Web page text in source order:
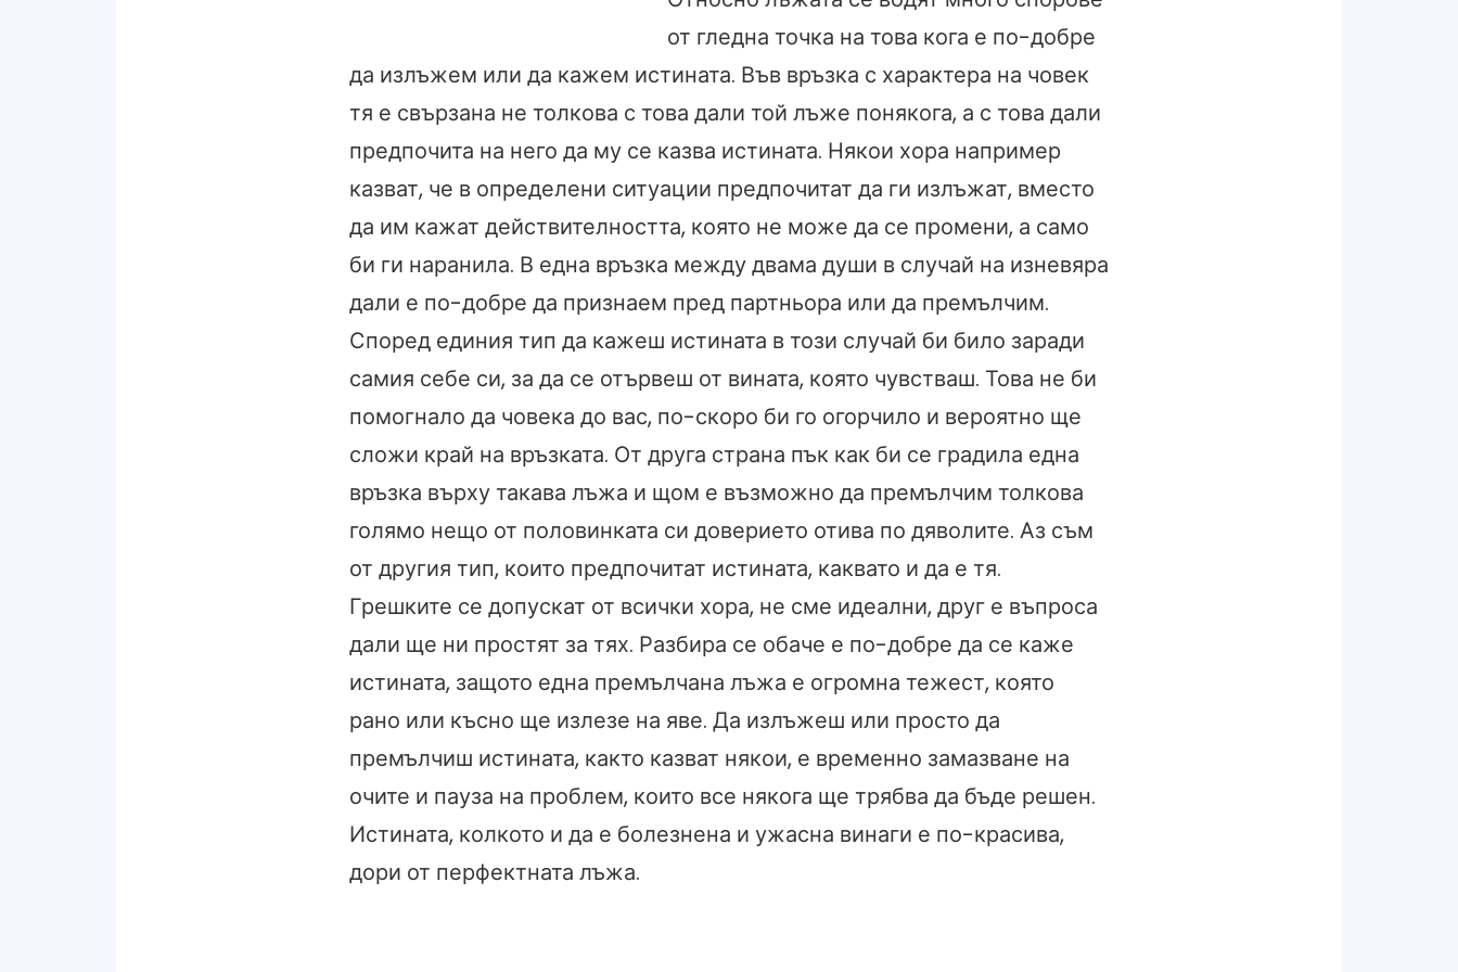
от гледна точка на това кога е по-добре
да излъжем или да кажем истината. Във връзка с характера на човек
тя е свързана не толкова с това дали той лъже понякога, а с това дали
предпочита на него да му се казва истината. Някои хора например
казват, че в определени ситуации предпочитат да ги излъжат, вместо
да им кажат действителността, която не може да се промени, а само
би ги наранила. В една връзка между двама души в случай на изневяра
дали е по-добре да признаем пред партньора или да премълчим.
Според единия тип да кажеш истината в този случай би било заради
самия себе си, за да се отървеш от вината, която чувстваш. Това не би
помогнало да човека до вас, по-скоро би го огорчило и вероятно ще
сложи край на връзката. От друга страна пък как би се градила една
връзка върху такава лъжа и щом е възможно да премълчим толкова
голямо нещо от половинката си доверието отива по дяволите. Аз съм
от другия тип, които предпочитат истината, каквато и да е тя.
Грешките се допускат от всички хора, не сме идеални, друг е въпроса
дали ще ни простят за тях. Разбира се обаче е по-добре да се каже
истината, защото една премълчана лъжа е огромна тежест, която
рано или късно ще излезе на яве. Да излъжеш или просто да
премълчиш истината, както казват някои, е временно замазване на
очите и пауза на проблем, които все някога ще трябва да бъде решен.
Истината, колкото и да е болезнена и ужасна винаги е по-красива,
дори от перфектната лъжа.